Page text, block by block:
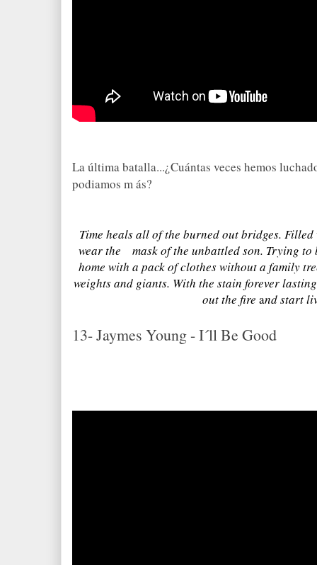
Laúltima batalla...¿Cuántas veces hemos
podiamos más?
Time heals all of the burned out bridges.Filled
wear the
mask of the unbattled son. Trying to
home with a pack of clothes without a family
weights and giants. With the stain forever
out the fire and start
13- Jaymes Young - I´ll Be Good